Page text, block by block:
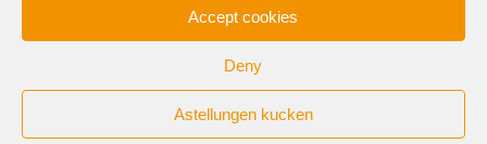
Accept cookies
Deny
Astellungen kucken
© 2025 ACEL - de Studentevertrieder